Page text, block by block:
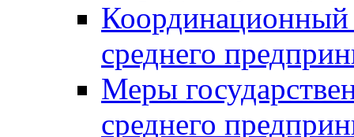
Координационный
среднего
Меры
среднего